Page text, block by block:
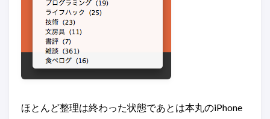
ほとんど整理は終わった状態であとは本丸のiPhone